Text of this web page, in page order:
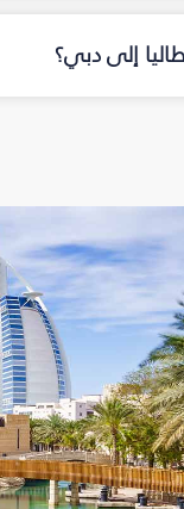
إلى دبي؟